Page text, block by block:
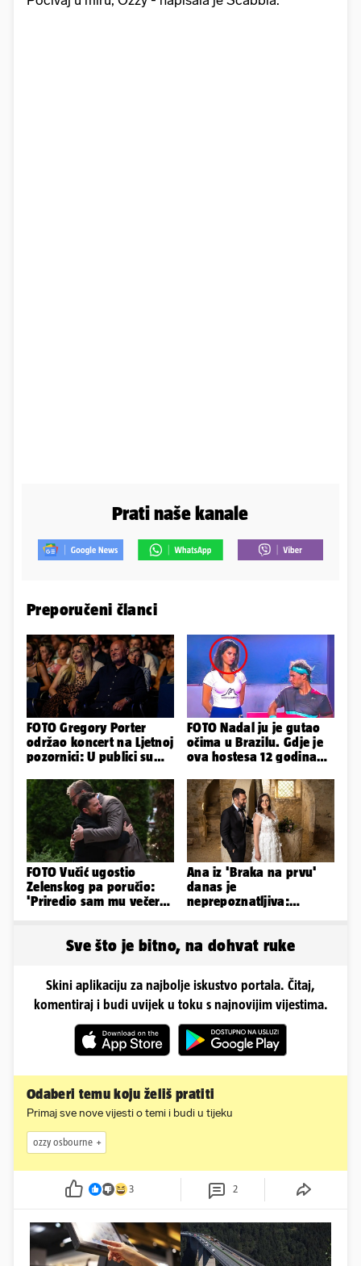
Prati naše kanale
Preporučeni članci
FOTO Gregory Porter
održao koncert na Ljetnoj
pozornici: U publici su
FOTO Nadal ju je gutao
očima u Brazilu. Gdje je
ova hostesa 12 godina
FOTO Vučić ugostio
Zelenskog pa poručio:
'Priredio sam mu večeru
Ana iz 'Braka na prvu'
danas je
neprepoznatljiva:
Sve što je bitno, na dohvat ruke
Skini aplikaciju za najbolje iskustvo portala. Čitaj,
komentiraj i budi uvijek u toku s najnovijim vijestima.
Odaberi temu koju želiš pratiti
Primaj sve nove vijesti o temi i budi u tijeku
ozzy osbourne
3 2